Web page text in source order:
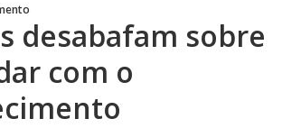
desabafam sobre
com o